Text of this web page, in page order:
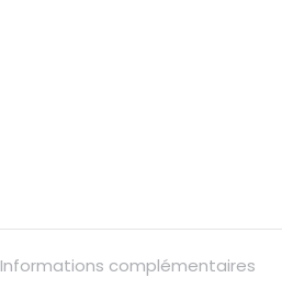
Informations complémentaires